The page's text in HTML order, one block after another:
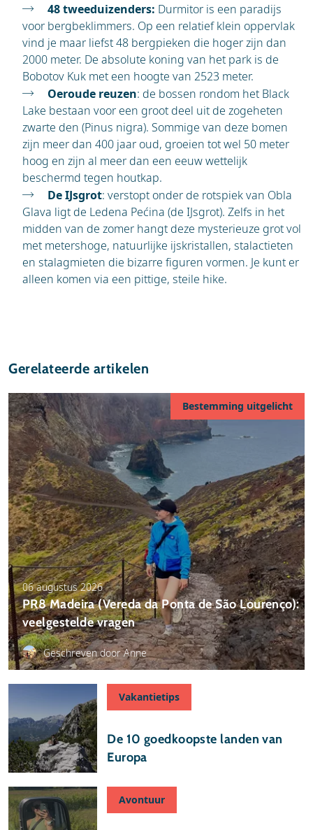
48 tweeduizenders: Durmitor is een paradijs
voor bergbeklimmers. Op een relatief klein oppervlak
vind je maar liefst 48 bergpieken die hoger zijn dan
2000 meter. De absolute koning van het park is de
Bobotov Kuk met een hoogte van 2523 meter.
Oeroude reuzen: de bossen rondom het Black
Lake bestaan voor een groot deel uit de zogeheten
zwarte den (Pinus nigra). Sommige van deze bomen
zijn meer dan 400 jaar oud, groeien tot wel 50 meter
hoog en zijn al meer dan een eeuw wettelijk
beschermd tegen houtkap.
De IJsgrot: verstopt onder de rotspiek van Obla
Glava ligt de Ledena Pećina (de IJsgrot). Zelfs in het
midden van de zomer hangt deze mysterieuze grot vol
met metershoge, natuurlijke ijskristallen, stalactieten
en stalagmieten die bizarre figuren vormen. Je kunt er
alleen komen via een pittige, steile hike.
Gerelateerde artikelen
Bestemming uitgelicht
06 augustus 2026
PR8 Madeira (Vereda da Ponta de São Lourenço):
veelgestelde vragen
Geschreven door Anne
Vakantietips
De 10 goedkoopste landen van
Europa
Avontuur